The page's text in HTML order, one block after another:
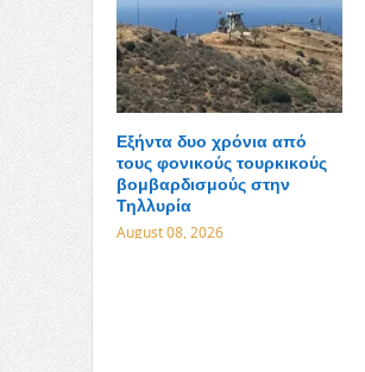
Εξήντα δυο χρόνια από
τους φονικούς τουρκικούς
βομβαρδισμούς στην
Τηλλυρία
August 08, 2026